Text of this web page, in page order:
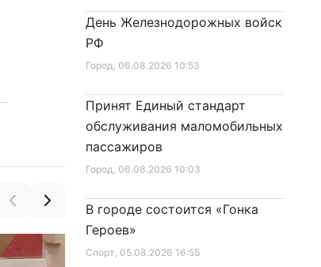
Город, 06.08.2026 10:53
День Железнодорожных войск
РФ
Город, 06.08.2026 10:03
Принят Единый стандарт
обслуживания маломобильных
пассажиров
Спорт, 05.08.2026 16:55
В городе состоится «Гонка
Героев»